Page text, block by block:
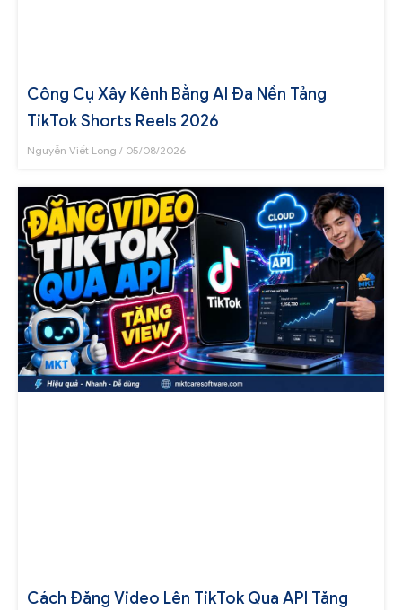
Công Cụ Xây Kênh Bằng AI Đa Nền Tảng
TikTok Shorts Reels 2026
Nguyễn Viết Long 05/08/2026
Cách Đăng Video Lên TikTok Qua API Tăng